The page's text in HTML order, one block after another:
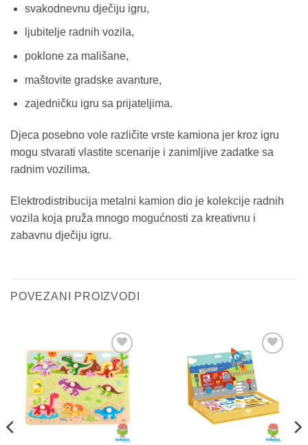
svakodnevnu dječiju igru,
ljubitelje radnih vozila,
poklone za mališane,
maštovite gradske avanture,
zajedničku igru sa prijateljima.
Djeca posebno vole različite vrste kamiona jer kroz igru
mogu stvarati vlastite scenarije i zanimljive zadatke sa
radnim vozilima.
Elektrodistribucija metalni kamion dio je kolekcije radnih
vozila koja pruža mnogo mogućnosti za kreativnu i
zabavnu dječiju igru.
POVEZANI PROIZVODI
Sačuvaj
proizvod
Sačuvaj
proizvod